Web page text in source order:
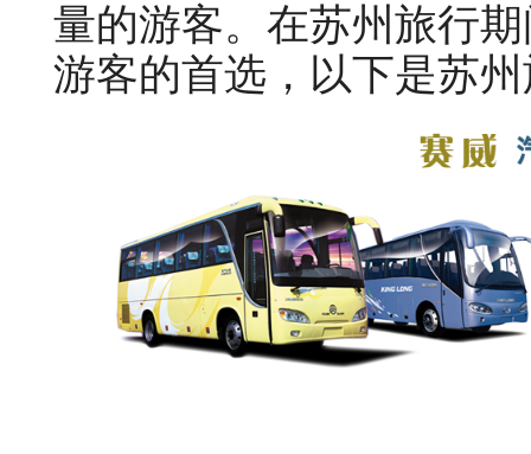
量的游客。在苏州旅行
游客的首选，以下是苏